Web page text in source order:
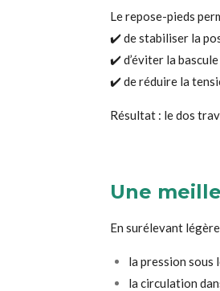
Le repose-pieds
✔️ de stabiliser la
✔️ d’éviter la bascule
✔️ de réduire la
Résultat : le dos
Une
En surélevant
la pression sous
la circulation